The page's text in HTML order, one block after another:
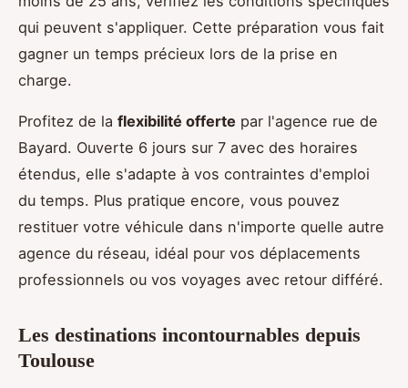
qui peuvent s'appliquer. Cette préparation vous fait
gagner un temps précieux lors de la prise en
charge.
Profitez de la flexibilité offerte par l'agence rue de
Bayard. Ouverte 6 jours sur 7 avec des horaires
étendus, elle s'adapte à vos contraintes d'emploi
du temps. Plus pratique encore, vous pouvez
restituer votre véhicule dans n'importe quelle autre
agence du réseau, idéal pour vos déplacements
professionnels ou vos voyages avec retour différé.
Les destinations incontournables depuis
Toulouse